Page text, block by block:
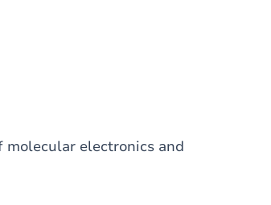
electronics and